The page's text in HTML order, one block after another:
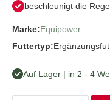
beschleunigt die
Marke:Equipower
Futtertyp:
Auf Lager | in 2 - 4